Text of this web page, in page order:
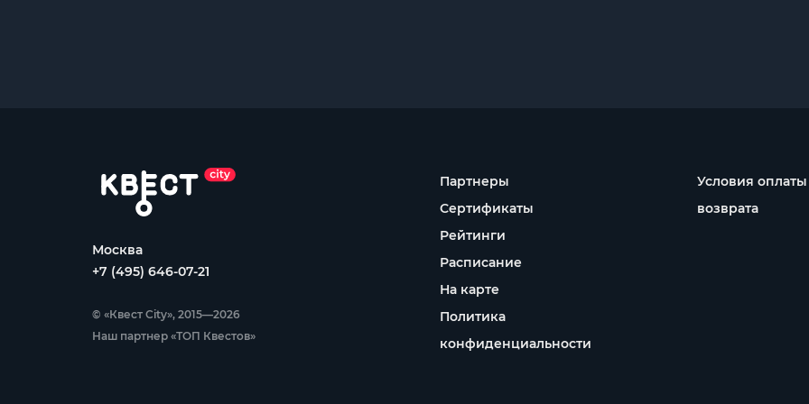
Москва
+7 (495) 646-07-21
© «Квест City», 2015—2026
Наш партнер «ТОП Квестов»
Партнеры
Сертификаты
Рейтинги
Расписание
На карте
Политика
конфиденциальности
Условия
возврата